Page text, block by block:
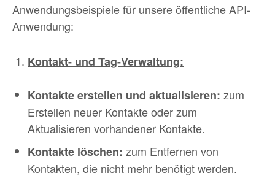
Anwendungsbeispiele für unsere öffentliche API-
Anwendung:
Kontakt- und Tag-Verwaltung:
Kontakte erstellen und aktualisieren: zum
Erstellen neuer Kontakte oder zum
Aktualisieren vorhandener Kontakte.
Kontakte löschen: zum Entfernen von
Kontakten, die nicht mehr benötigt werden.